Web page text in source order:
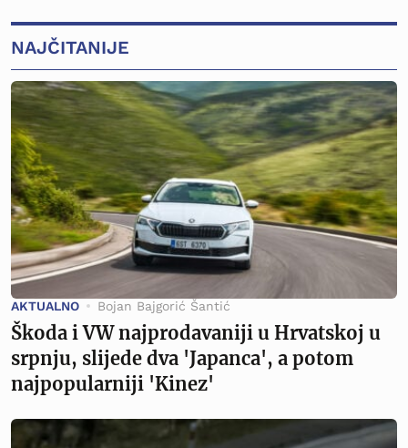
NAJČITANIJE
AKTUALNO Bojan Bajgorić Šantić
Škoda i VW najprodavaniji u Hrvatskoj u
srpnju, slijede dva 'Japanca', a potom
najpopularniji 'Kinez'